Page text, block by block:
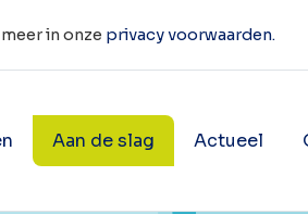
in onze privacy voorwaarden.
Aan de slag
Actueel
Ik woon in een huurhuis